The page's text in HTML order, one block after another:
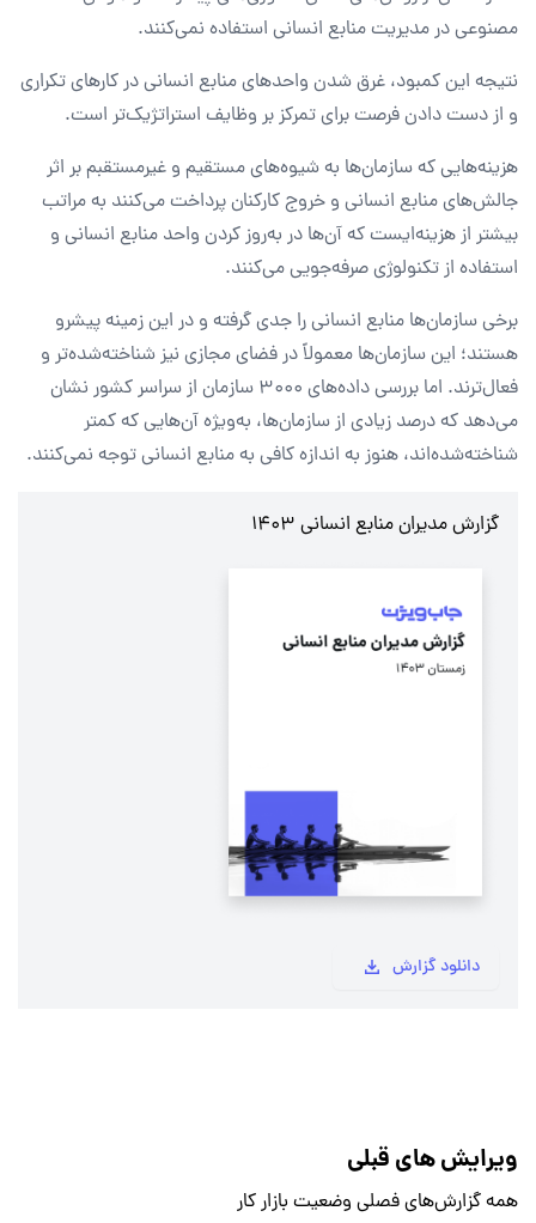
مصنوعی در مدیریت منابع انسانی استفاده نمی‌کنند.
نتیجه این کمبود، غرق شدن واحدهای منابع انسانی در کارهای تکراری
و از دست دادن فرصت برای تمرکز بر وظایف استراتژیک‌تر است.
هزینه‌هایی که سازمان‌ها به شیوه‌های مستقیم و غیرمستقبم بر اثر
جالش‌های منابع انسانی و خروج کارکنان پرداخت می‌کنند به مراتب
بیشتر از هزینه‌ایست که آن‌ها در به‌روز کردن واحد منابع انسانی و
استفاده از تکنولوژی صرفه‌جویی می‌کنند.
برخی سازمان‌ها منابع انسانی را جدی گرفته و در این زمینه پیشرو
هستند؛ این سازمان‌ها معمولاً در فضای مجازی نیز شناخته‌شده‌تر و
فعال‌ترند. اما بررسی داده‌های ۳۰۰۰ سازمان از سراسر کشور نشان
می‌دهد که درصد زیادی از سازمان‌ها، به‌ویژه آن‌هایی که کمتر
شناخته‌شده‌اند، هنوز به اندازه کافی به منابع انسانی توجه نمی‌کنند.
گزارش مدیران منابع انسانی 1403
دانلود گزارش
ویرایش های قبلی
همه گزارش‌های فصلی وضعیت بازار کار